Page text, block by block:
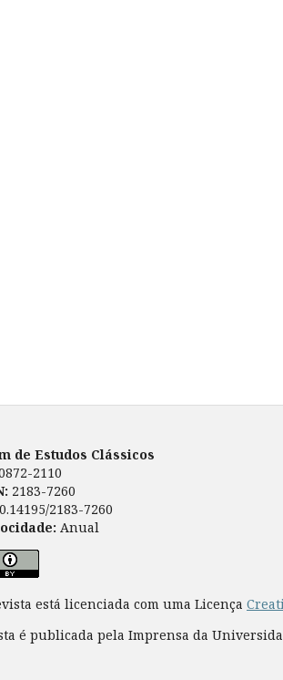
de Estudos Clássicos
2110
2183-7260
2183-7260
Anual
está licenciada com uma Licença
é publicada pela Imprensa da